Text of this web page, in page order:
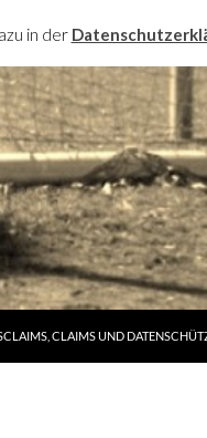
CLAIMS UND
in der